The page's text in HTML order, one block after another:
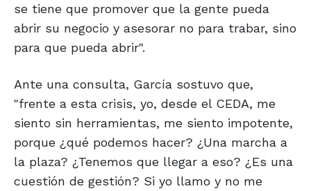
se tiene que promover que la gente pueda
abrir su negocio y asesorar no para trabar, sino
para que pueda abrir".
Ante una consulta, García sostuvo que,
"frente a esta crisis, yo, desde el CEDA, me
siento sin herramientas, me siento impotente,
porque ¿qué podemos hacer? ¿Una marcha a
la plaza? ¿Tenemos que llegar a eso? ¿Es una
cuestión de gestión? Si yo llamo y no me